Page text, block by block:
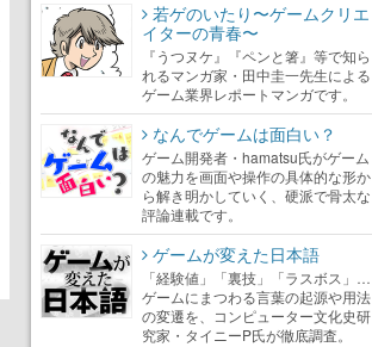
若ゲのいたり〜ゲームクリエ
イターの青春〜
『うつヌケ』『ペンと箸』等で知ら
れるマンガ家・田中圭一先生による
ゲーム業界レポートマンガです。
なんでゲームは面白い？
ゲーム開発者・hamatsu氏がゲーム
の魅力を画面や操作の具体的な形か
ら解き明かしていく、硬派で骨太な
評論連載です。
ゲームが変えた日本語
「経験値」「裏技」「ラスボス」…
ゲームにまつわる言葉の起源や用法
の変遷を、コンピューター文化史研
究家・タイニーP氏が徹底調査。